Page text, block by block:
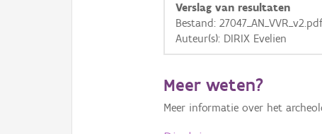
OSM-Basiskaart
Ortho
Verslag van resultaten
Bestand:
Auteur(s): DIRIX Evelien
Meer weten?
Meer informatie over het